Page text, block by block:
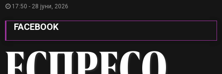
17:50 - 28 јуни, 2026
FACEBOOK